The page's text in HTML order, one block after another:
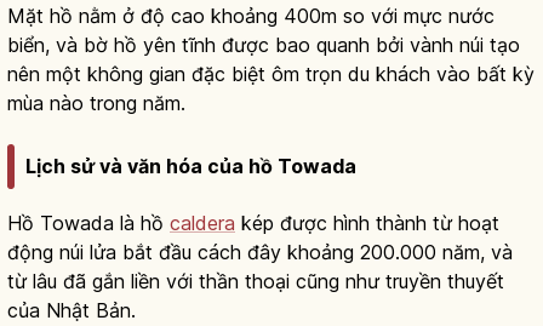
Mặt hồ nằm ở độ cao khoảng 400m so với mực nước
biển, và bờ hồ yên tĩnh được bao quanh bởi vành núi tạo
nên một không gian đặc biệt ôm trọn du khách vào bất kỳ
mùa nào trong năm.
Lịch sử và văn hóa của hồ Towada
Hồ Towada là hồ caldera kép được hình thành từ hoạt
động núi lửa bắt đầu cách đây khoảng 200.000 năm, và
từ lâu đã gắn liền với thần thoại cũng như truyền thuyết
của Nhật Bản.